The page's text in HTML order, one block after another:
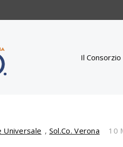
Il Consorzio
Universale , Sol.Co. Verona 10